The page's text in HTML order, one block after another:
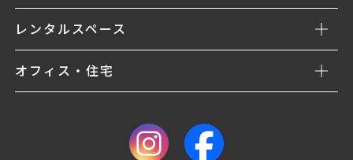
レンタルスペース
オフィス・住宅